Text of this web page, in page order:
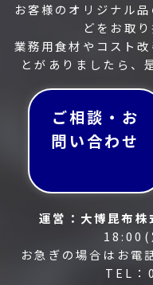
お客様のオリジナル
どをお取
業務用食材やコスト
とがありましたら、
ご相談・お
問い合わせ
運営：大博昆布株
18:00(
お急ぎの場合はお電
TEL